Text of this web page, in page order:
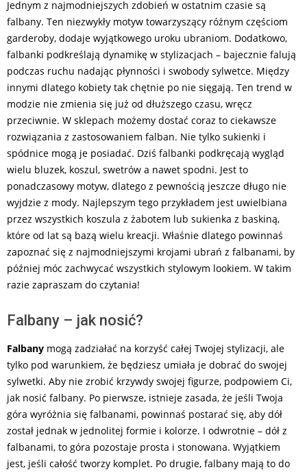
Jednym z najmodniejszych zdobień w ostatnim czasie są
falbany. Ten niezwykły motyw towarzyszący różnym częściom
garderoby, dodaje wyjątkowego uroku ubraniom. Dodatkowo,
falbanki podkreślają dynamikę w stylizacjach – bajecznie falują
podczas ruchu nadając płynności i swobody sylwetce. Między
innymi dlatego kobiety tak chętnie po nie sięgają. Ten trend w
modzie nie zmienia się już od dłuższego czasu, wręcz
przeciwnie. W sklepach możemy dostać coraz to ciekawsze
rozwiązania z zastosowaniem falban. Nie tylko sukienki i
spódnice mogą je posiadać. Dziś falbanki podkręcają wygląd
wielu bluzek, koszul, swetrów a nawet spodni. Jest to
ponadczasowy motyw, dlatego z pewnością jeszcze długo nie
wyjdzie z mody. Najlepszym tego przykładem jest uwielbiana
przez wszystkich koszula z żabotem lub sukienka z baskiną,
które od lat są bazą wielu kreacji. Właśnie dlatego powinnaś
zapoznać się z najmodniejszymi krojami ubrań z falbanami, by
później móc zachwycać wszystkich stylowym lookiem. W takim
razie zapraszam do czytania!
Falbany – jak nosić?
Falbany mogą zadziałać na korzyść całej Twojej stylizacji, ale
tylko pod warunkiem, że będziesz umiała je dobrać do swojej
sylwetki. Aby nie zrobić krzywdy swojej figurze, podpowiem Ci,
jak nosić falbany. Po pierwsze, istnieje zasada, że jeśli Twoja
góra wyróżnia się falbanami, powinnaś postarać się, aby dół
został jednak w jednolitej formie i kolorze. I odwrotnie – dół z
falbanami, to góra pozostaje prosta i stonowana. Wyjątkiem
jest, jeśli całość tworzy komplet. Po drugie, falbany mają to do